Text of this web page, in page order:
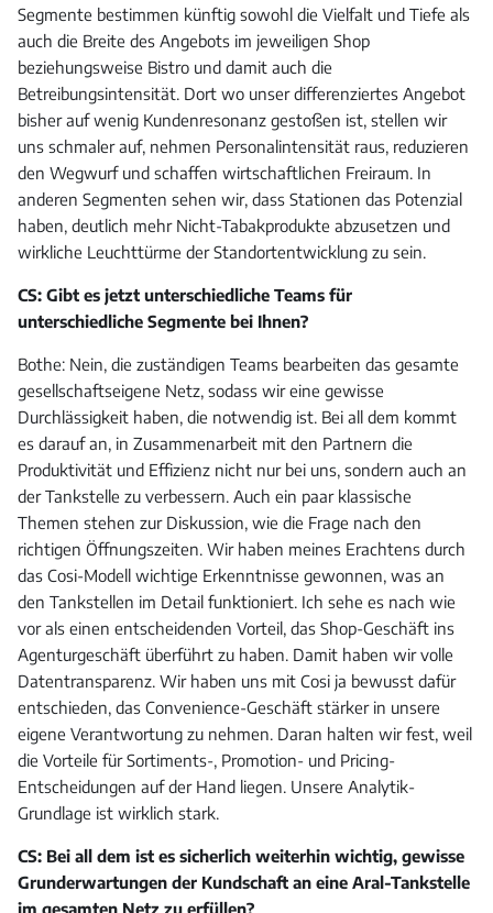
Segmente bestimmen künftig sowohl die Vielfalt und Tiefe als
auch die Breite des Angebots im jeweiligen Shop
beziehungsweise Bistro und damit auch die
Betreibungsintensität. Dort wo unser differenziertes Angebot
bisher auf wenig Kundenresonanz gestoßen ist, stellen wir
uns schmaler auf, nehmen Personalintensität raus, reduzieren
den Wegwurf und schaffen wirtschaftlichen Freiraum. In
anderen Segmenten sehen wir, dass Stationen das Potenzial
haben, deutlich mehr Nicht-Tabakprodukte abzusetzen und
wirkliche Leuchttürme der Standortentwicklung zu sein.
CS: Gibt es jetzt unterschiedliche Teams für
unterschiedliche Segmente bei Ihnen?
Bothe: Nein, die zuständigen Teams bearbeiten das gesamte
gesellschaftseigene Netz, sodass wir eine gewisse
Durchlässigkeit haben, die notwendig ist. Bei all dem kommt
es darauf an, in Zusammenarbeit mit den Partnern die
Produktivität und Effizienz nicht nur bei uns, sondern auch an
der Tankstelle zu verbessern. Auch ein paar klassische
Themen stehen zur Diskussion, wie die Frage nach den
richtigen Öffnungszeiten. Wir haben meines Erachtens durch
das Cosi-Modell wichtige Erkenntnisse gewonnen, was an
den Tankstellen im Detail funktioniert. Ich sehe es nach wie
vor als einen entscheidenden Vorteil, das Shop-Geschäft ins
Agenturgeschäft überführt zu haben. Damit haben wir volle
Datentransparenz. Wir haben uns mit Cosi ja bewusst dafür
entschieden, das Convenience-Geschäft stärker in unsere
eigene Verantwortung zu nehmen. Daran halten wir fest, weil
die Vorteile für Sortiments-, Promotion- und Pricing-
Entscheidungen auf der Hand liegen. Unsere Analytik-
Grundlage ist wirklich stark.
CS: Bei all dem ist es sicherlich weiterhin wichtig, gewisse
Grunderwartungen der Kundschaft an eine Aral-Tankstelle
im gesamten Netz zu erfüllen?